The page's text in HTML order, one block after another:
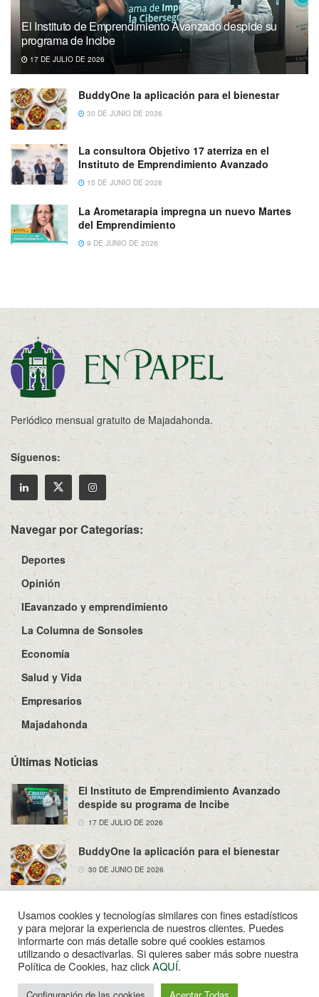
El Instituto de Emprendimiento Avanzado despide su
programa de Incibe
17 DE JULIO DE 2026
BuddyOne la aplicación para el bienestar
30 DE JUNIO DE 2026
La consultora Objetivo 17 aterriza en el
Instituto de Emprendimiento Avanzado
15 DE JUNIO DE 2026
La Arometarapia impregna un nuevo Martes
del Emprendimiento
9 DE JUNIO DE 2026
Periódico mensual gratuito de Majadahonda.
Síguenos:
Navegar por Categorías:
Deportes
Opinión
IEavanzado y emprendimiento
La Columna de Sonsoles
Economía
Salud y Vida
Empresarios
Majadahonda
Últimas Noticias
El Instituto de Emprendimiento Avanzado
despide su programa de Incibe
17 DE JULIO DE 2026
BuddyOne la aplicación para el bienestar
30 DE JUNIO DE 2026
Sobre Nosotros Política de Privacidad
Aviso Legal
Contacto
© 2022Enpapel- Tu periodico de Madahonda.
Usamos cookies y tecnologías similares con fines estadísticos
y para mejorar la experiencia de nuestros clientes. Puedes
informarte con más detalle sobre qué cookies estamos
utilizando o desactivarlas. Si quieres saber más sobre nuestra
Política de Cookies, haz clickAQUÍ.